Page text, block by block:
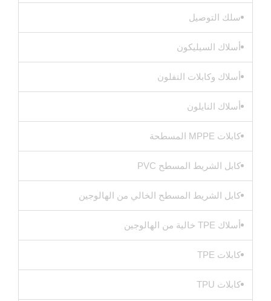
سلك التوصيل
أسلاك السيليكون
أسلاك وكابلات التفلون
أسلاك النايلون
كابلات MPPE المسطحة
كابل الشريط المسطح PVC
كابل الشريط المسطح الخالي من الهالوجين
أسلاك TPE خالية من الهالوجين
كابلات TPE
كابلات TPU